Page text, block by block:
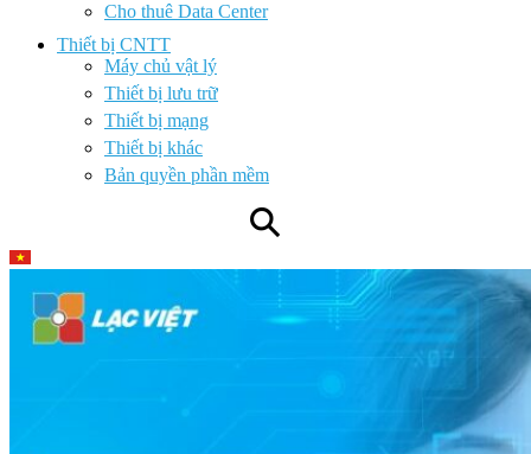
Cho thuê Data Center
Thiết bị CNTT
Máy chủ vật lý
Thiết bị lưu trữ
Thiết bị mạng
Thiết bị khác
Bản quyền phần mềm
⚲